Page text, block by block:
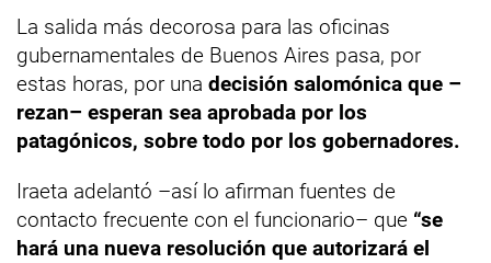
La salida más decorosa para las oficinas
gubernamentales de Buenos Aires pasa, por
estas horas, por una decisión salomónica que –
rezan– esperan sea aprobada por los
patagónicos, sobre todo por los gobernadores.
Iraeta adelantó –así lo afirman fuentes de
contacto frecuente con el funcionario– que “se
hará una nueva resolución que autorizará el